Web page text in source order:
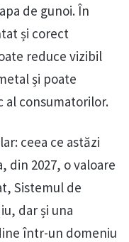
de gunoi. În
și corect
reduce vizibil
și poate
consumatorilor.
ceea ce astăzi
din 2027, o valoare
Sistemul de
dar și una
într-un domeniu